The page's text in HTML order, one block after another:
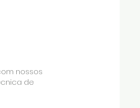
nossos
de